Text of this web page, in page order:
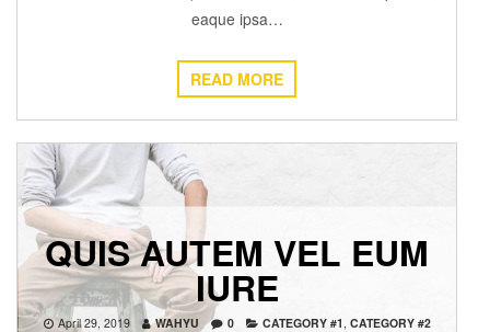
eaque ipsa…
READ MORE
QUIS AUTEM VEL EUM
IURE
April 29, 2019 WAHYU 0 CATEGORY #1 CATEGORY #2